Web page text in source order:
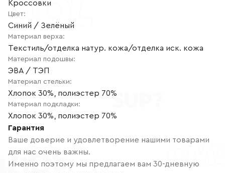
Кроссовки
Цвет:
Синий / Зелёный
Материал верха:
Текстиль/отделка натур. кожа/отделка иск. кожа
Материал подошвы:
ЭВА / ТЭП
Материал стельки:
Хлопок 30%, полиэстер 70%
Материал подкладки:
Хлопок 30%, полиэстер 70%
Гарантия
Ваше доверие и удовлетворение нашими товарами
для нас очень важны.
Именно поэтому мы предлагаем вам 30-дневную